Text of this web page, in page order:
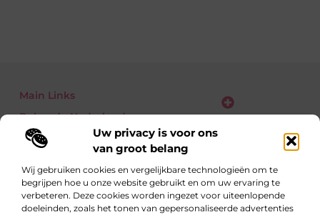
Uw privacy is voor ons
van groot belang
Wij gebruiken cookies en vergelijkbare technologieën om te
begrijpen hoe u onze website gebruikt en om uw ervaring te
verbeteren. Deze cookies worden ingezet voor uiteenlopende
doeleinden, zoals het tonen van gepersonaliseerde advertenties
Main Links
Bekende Nederlanders
Eén richting: kennis delen
Blogs vol inzichten over alledaagse én verrassende